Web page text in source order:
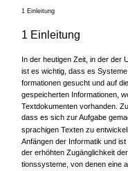
1 Einleitung
1 Einleitung
In der heutigen Zeit, in der der
ist es wichtig, dass es
formationen gesucht und auf
gespeicherten Informationen,
Textdokumenten vorhanden.
dass es sich zur Aufgabe
sprachigen Texten zu
Anfängen der Informatik und
der erhöhten Zugänglichkeit
tionssysteme, von denen eine